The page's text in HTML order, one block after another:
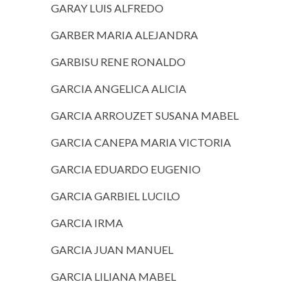
GARAY LUIS ALFREDO
GARBER MARIA ALEJANDRA
GARBISU RENE RONALDO
GARCIA ANGELICA ALICIA
GARCIA ARROUZET SUSANA MABEL
GARCIA CANEPA MARIA VICTORIA
GARCIA EDUARDO EUGENIO
GARCIA GARBIEL LUCILO
GARCIA IRMA
GARCIA JUAN MANUEL
GARCIA LILIANA MABEL